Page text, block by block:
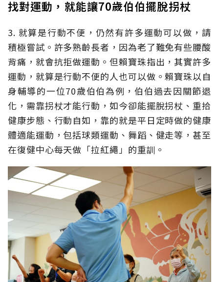
找對運動，就能讓70歲伯伯擺脫拐杖
3. 就算是行動不便，仍然有許多運動可以做，請
積極嘗試。許多熟齡長者，因為老了難免有些腰酸
背痛，就會抗拒做運動。但賴寶珠指出，其實許多
運動，就算是行動不便的人也可以做。賴寶珠以自
身輔導的一位70歲伯伯為例，伯伯過去因關節退
化，需靠拐杖才能行動，如今卻能擺脫拐杖、重拾
健康步態、行動自如，靠的就是平日定時做的健康
體適能運動，包括球類運動、舞蹈、健走等，甚至
在復健中心每天做「拉紅繩」的重訓。